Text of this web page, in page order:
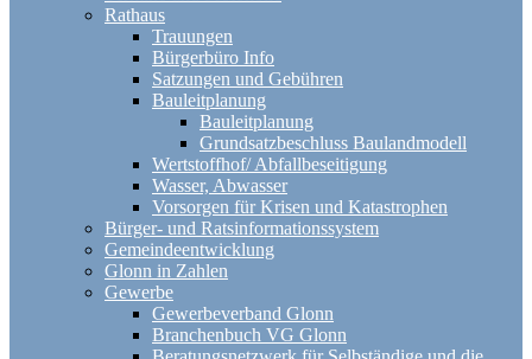
Rathaus
Trauungen
Bürgerbüro Info
Satzungen und Gebühren
Bauleitplanung
Bauleitplanung
Grundsatzbeschluss Baulandmodell
Wertstoffhof/ Abfallbeseitigung
Wasser, Abwasser
Vorsorgen für Krisen und Katastrophen
Bürger- und Ratsinformationssystem
Gemeindeentwicklung
Glonn in Zahlen
Gewerbe
Gewerbeverband Glonn
Branchenbuch VG Glonn